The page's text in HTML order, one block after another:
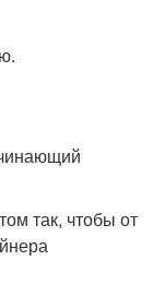
так, чтобы от